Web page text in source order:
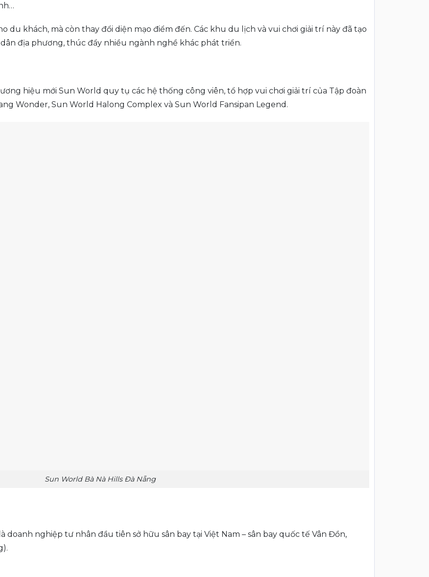
du khách, mà còn thay đổi diện mạo điểm đến. Các khu du lịch và vui chơi giải trí này đã tạo
địa phương, thúc đẩy nhiều ngành nghề khác phát triển.
hiệu mới Sun World quy tụ các hệ thống công viên, tổ hợp vui chơi giải trí của Tập đoàn
Wonder, Sun World Halong Complex và Sun World Fansipan Legend.
Sun World Bà Nà Hills Đà Nẵng
nghiệp tư nhân đầu tiên sở hữu sân bay tại Việt Nam – sân bay quốc tế Vân Đồn,